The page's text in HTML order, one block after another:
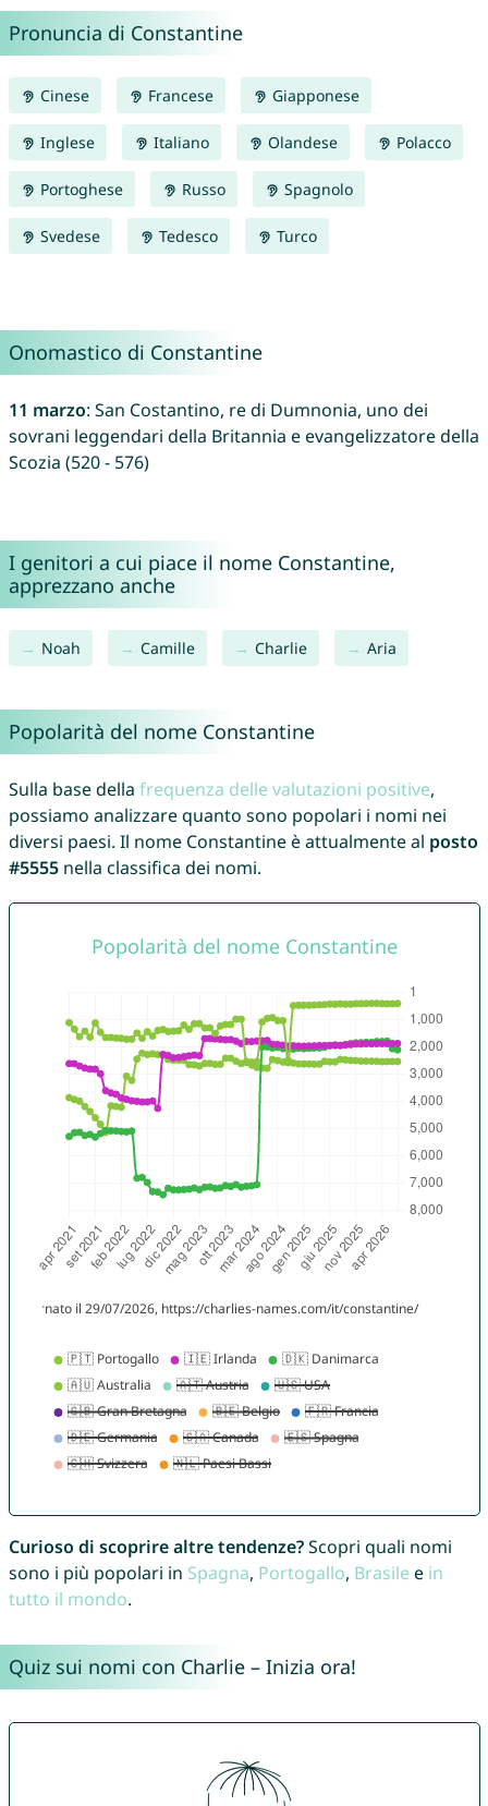
Pronuncia di Constantine
Cinese Francese Giapponese
Inglese Italiano Olandese Polacco
Portoghese Russo Spagnolo
Svedese Tedesco Turco
Onomastico di Constantine
11 marzo: San Costantino, re di Dumnonia, uno dei
sovrani leggendari della Britannia e evangelizzatore della
Scozia (520 - 576)
I genitori a cui piace il nome Constantine,
apprezzano anche
Noah Camille Charlie Aria
Popolarità del nome Constantine
Sulla base della frequenza delle valutazioni positive,
possiamo analizzare quanto sono popolari i nomi nei
diversi paesi. Il nome Constantine è attualmente al posto
#5555nella classifica dei nomi.
Curioso di scoprire altre tendenze?Scopri quali nomi
sono i più popolari in Spagna, Portogallo, Brasile e in
tutto il mondo.
Quiz sui nomi con Charlie – Inizia ora!